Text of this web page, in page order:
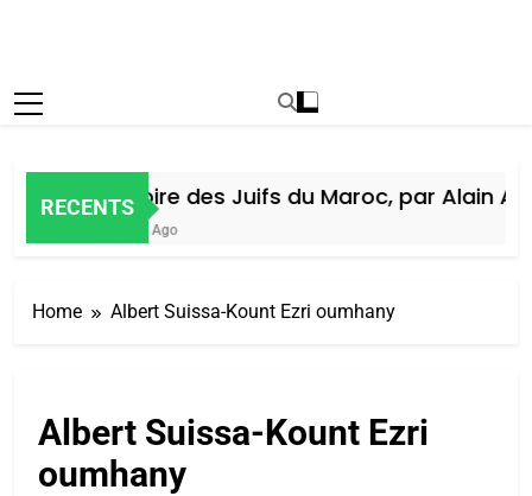
RECENTS
Histoire des Juifs du Maroc, par Alain
5 Jours Ago
Home Albert Suissa-Kount Ezri oumhany
Albert Suissa-Kount Ezri
oumhany